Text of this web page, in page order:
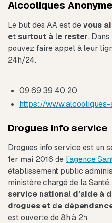
Alcooliques
Le but des AA est devous
et surtout à le rester.
pouvez faire appel à leur
24h/24.
09 69 39 40 20
https://www.alcooliques-
Drogues info service
Drogues info service est un
1er mai 2016 de l’agence
établissement public
ministère chargé de la
service national d’aide à
drogues et de
est ouverte de 8h à 2h.